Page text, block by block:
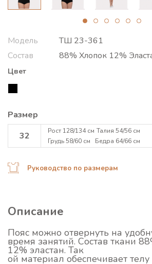
Модель
ТШ 23-361
Состав
88% Хлопок 12%
Цвет
Размер
32
Рост 128/134 см Талия 54/56 см
Грудь 58/60 см
Бедра 64/66 см
Руководство по размерам
Описание
Пояс можно отвернуть на
время занятий. Состав ткани
12% эластан. Так
ой материал обеспечивает телу